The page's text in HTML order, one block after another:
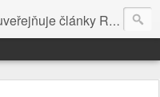
(pokud budu mit naladu) - s editacni pomoci Ludvika Dedika.